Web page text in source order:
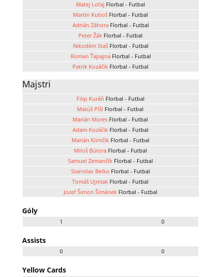
Matej Lofaj Florbal - Futbal
Martin Kuboš Florbal - Futbal
Adrián Záhora Florbal - Futbal
Peter Žák Florbal - Futbal
Nikodém Staš Florbal - Futbal
Roman Ťapajna Florbal - Futbal
Patrik Kozáčik Florbal - Futbal
Majstri
Filip Kuráň Florbal - Futbal
Matúš Píši Florbal - Futbal
Marián Mores Florbal - Futbal
Adam Kozáčik Florbal - Futbal
Marián Klimčik Florbal - Futbal
Miloš Bútora Florbal - Futbal
Samuel Zemančík Florbal - Futbal
Stanislav Belko Florbal - Futbal
Tomáš Ujmiak Florbal - Futbal
Jozef Šimon Šimánek Florbal - Futbal
Góly
1 0
Assists
0 0
Yellow Cards